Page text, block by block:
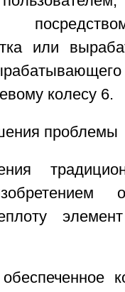
или
колесу 6.
проблемы